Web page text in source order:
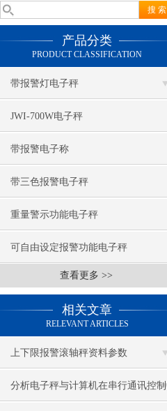
产品分类
PRODUCT CLASSIFICATION
带报警灯电子秤
JWI-700W电子秤
带报警电子称
带三色报警电子秤
重量警示功能电子秤
可自由设定报警功能电子秤
查看更多 >>
相关文章
RELEVANT ARTICLES
上下限报警滚轴秤资料参数
分析电子秤与计算机在串行通讯控制